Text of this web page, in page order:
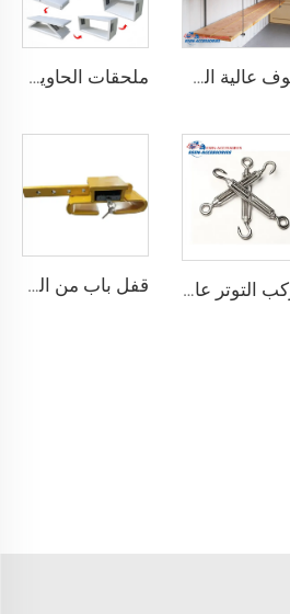
رفوف عالية الجودة لحاويات الشحن تعليق رفوف لحاويات الشحن البحرية ملحقات الحاوية المصنوعة في الصين مستقرة وجودتها عالية، منزل حاوية قابل للطي مسبقاً
مركب التوتر عالي الجودة القياسية وفقًا لمعيار ISO للحاويات قفل باب من الصلب المقوى درجة أمان أفضل قفل شحن حاوية مع 4 مفاتيح